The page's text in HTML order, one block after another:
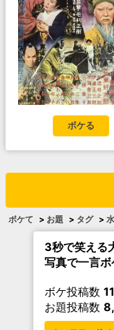
ボケる
ボケて > お題 > タグ >
3秒で笑える
写真で一言
ボケ投稿数
お題投稿数